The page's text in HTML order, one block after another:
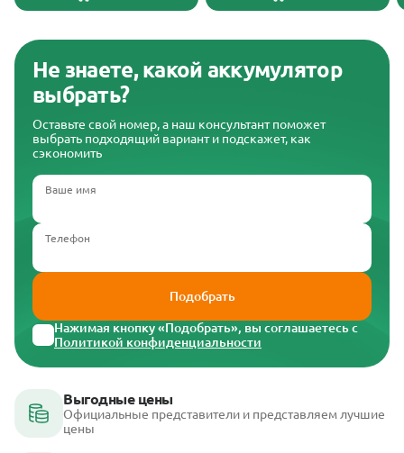
Не знаете, какой аккумулятор
выбрать?
Оставьте свой номер, а наш консультант поможет
выбрать подходящий вариант и подскажет, как
сэкономить
Ваше имя
Телефон
Подобрать
Нажимая кнопку «Подобрать», вы соглашаетесь с
Политикой конфиденциальности
Выгодные цены
Официальные представители и представляем лучшие
цены